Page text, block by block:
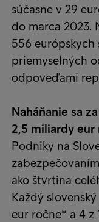
súčasne v 29
do marca 2023.
556
priemyselných
odpoveďami
Naháňanie sa
2,5 miliardy eur
Podniky na
ako štvrtina
Každý
eur ročne* a 4 z